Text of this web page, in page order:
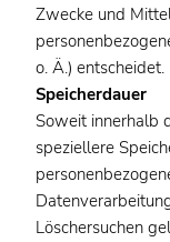
Zwecke und
o. Ä.) entscheidet.
Speicherdauer
Soweit innerhalb
speziellere
Löschersuchen